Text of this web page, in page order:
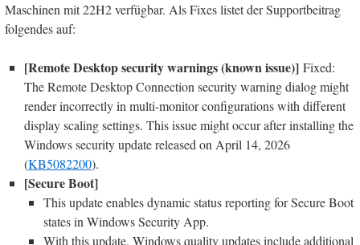
Maschinen mit 22H2 verfügbar. Als Fixes listet der Supportbeitrag
folgendes auf:
[Remote Desktop security warnings (known issue)] Fixed:
The Remote Desktop Connection security warning dialog might
render incorrectly in multi-monitor configurations with different
display scaling settings. This issue might occur after installing the
Windows security update released on April 14, 2026
(KB5082200).
[Secure Boot]
This update enables dynamic status reporting for Secure Boot
states in Windows Security App.
With this update, Windows quality updates include additional